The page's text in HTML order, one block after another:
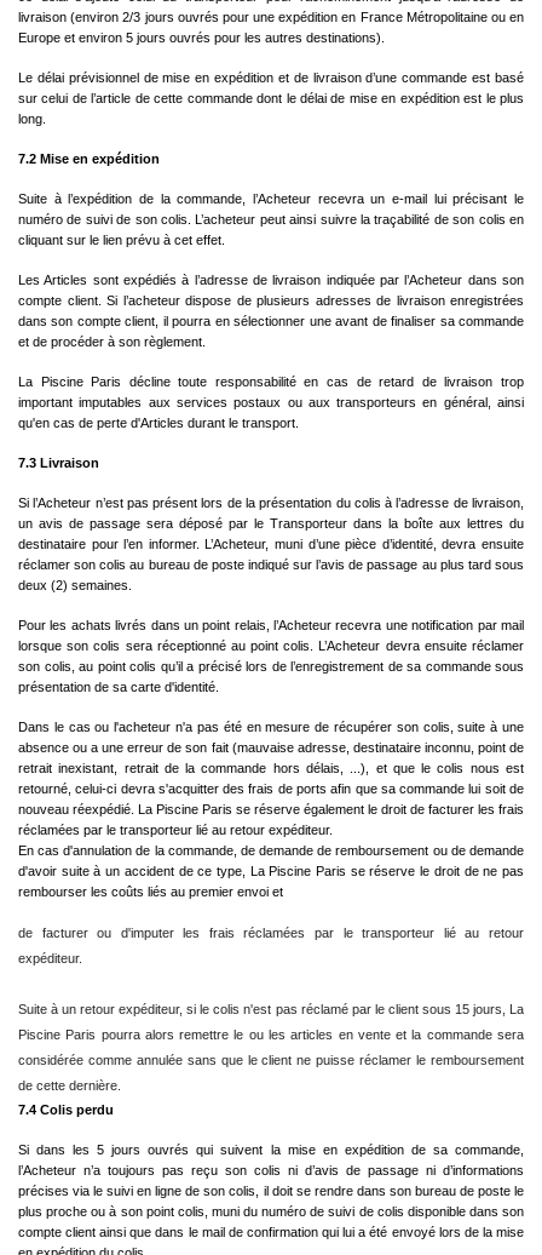
livraison (environ 2/3 jours ouvrés pour une expédition en France Métropolitaine ou en
Europe et environ 5 jours ouvrés pour les autres destinations).
Le délai prévisionnel de mise en expédition et de livraison d’une commande est basé
sur celui de l’article de cette commande dont le délai de mise en expédition est le plus
long.
7.2 Mise en expédition
Suite à l’expédition de la commande, l’Acheteur recevra un e-mail lui précisant le
numéro de suivi de son colis. L’acheteur peut ainsi suivre la traçabilité de son colis en
cliquant sur le lien prévu à cet effet.
Les Articles sont expédiés à l’adresse de livraison indiquée par l’Acheteur dans son
compte client. Si l’acheteur dispose de plusieurs adresses de livraison enregistrées
dans son compte client, il pourra en sélectionner une avant de finaliser sa commande
et de procéder à son règlement.
La Piscine Paris décline toute responsabilité en cas de retard de livraison trop
important imputables aux services postaux ou aux transporteurs en général, ainsi
qu'en cas de perte d'Articles durant le transport.
7.3 Livraison
Si l’Acheteur n’est pas présent lors de la présentation du colis à l’adresse de livraison,
un avis de passage sera déposé par le Transporteur dans la boîte aux lettres du
destinataire pour l’en informer. L’Acheteur, muni d’une pièce d’identité, devra ensuite
réclamer son colis au bureau de poste indiqué sur l’avis de passage au plus tard sous
deux (2) semaines.
Pour les achats livrés dans un point relais, l’Acheteur recevra une notification par mail
lorsque son colis sera réceptionné au point colis. L’Acheteur devra ensuite réclamer
son colis, au point colis qu’il a précisé lors de l’enregistrement de sa commande sous
présentation de sa carte d'identité.
Dans le cas ou l'acheteur n'a pas été en mesure de récupérer son colis, suite à une
absence ou a une erreur de son fait (mauvaise adresse, destinataire inconnu, point de
retrait inexistant, retrait de la commande hors délais, ...), et que le colis nous est
retourné, celui-ci devra s'acquitter des frais de ports afin que sa commande lui soit de
nouveau réexpédié. La Piscine Paris se réserve également le droit de facturer les frais
réclamées par le transporteur lié au retour expéditeur.
En cas d'annulation de la commande, de demande de remboursement ou de demande
d'avoir suite à un accident de ce type, La Piscine Paris se réserve le droit de ne pas
rembourser les coûts liés au premier envoi et
de facturer ou d'imputer les frais réclamées par le transporteur lié au retour
expéditeur.
Suite à un retour expéditeur, si le colis n'est pas réclamé par le client sous 15 jours, La
Piscine Paris pourra alors remettre le ou les articles en vente et la commande sera
considérée comme annulée sans que le client ne puisse réclamer le remboursement
de cette dernière.
7.4 Colis perdu
Si dans les 5 jours ouvrés qui suivent la mise en expédition de sa commande,
l’Acheteur n’a toujours pas reçu son colis ni d’avis de passage ni d’informations
précises via le suivi en ligne de son colis, il doit se rendre dans son bureau de poste le
plus proche ou à son point colis, muni du numéro de suivi de colis disponible dans son
compte client ainsi que dans le mail de confirmation qui lui a été envoyé lors de la mise